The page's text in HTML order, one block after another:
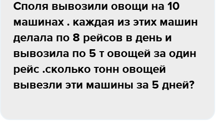
Споля вывозили овощи на 10
машинах . каждая из этих машин
делала по 8 рейсов в день и
вывозила по 5 т овощей за один
рейс .сколько тонн овощей
вывезли эти машины за 5 дней?